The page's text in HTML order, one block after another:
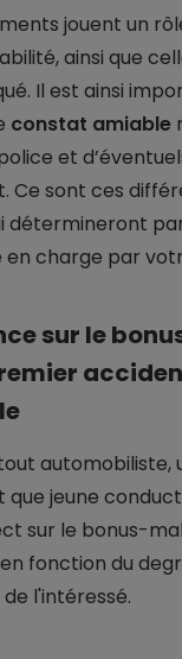
jouent un
ainsi que
Il est ainsi
constat amiable
et
Ce sont ces
détermineront
en charge par
sur le
automobiliste,
que jeune
sur le bonus-
fonction du
l'intéressé.